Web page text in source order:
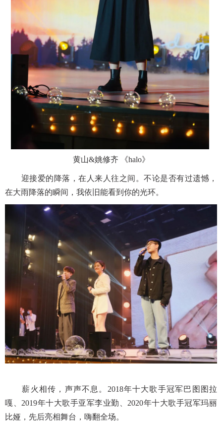
黄山&姚修齐 《halo》
迎接爱的降落，在人来人往之间。不论是否有过遗憾，
在大雨降落的瞬间，我依旧能看到你的光环。
薪火相传，声声不息。 2018年十大歌手冠军巴图图拉
嘎、2019年十大歌手亚军李业勤、2020年十大歌手冠军玛丽
比娅，先后亮相舞台，嗨翻全场。